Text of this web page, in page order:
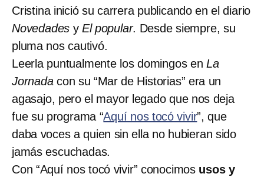
Cristina inició su carrera publicando en el diario
Novedades y El popular. Desde siempre, su
pluma nos cautivó.
Leerla puntualmente los domingos en La
Jornadacon su “Mar de Historias” era un
agasajo, pero el mayor legado que nos deja
fue su programa “Aquí nos tocó vivir”, que
daba voces a quien sin ella no hubieran sido
jamás escuchadas.
Con “Aquí nos tocó vivir” conocimos usos y